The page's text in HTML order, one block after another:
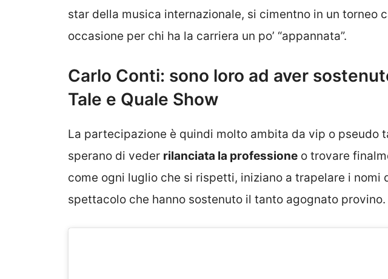
star della musica internazionale, si cimentno in un torneo
occasione per chi ha la carriera un po’ “appannata”.
Carlo Conti: sono loro ad aver
Tale e Quale Show
La partecipazione è quindi molto ambita da vip o pseudo
sperano di veder rilanciata la professione o trovare
come ogni luglio che si rispetti, iniziano a trapelare i nomi
spettacolo che hanno sostenuto il tanto agognato provino.